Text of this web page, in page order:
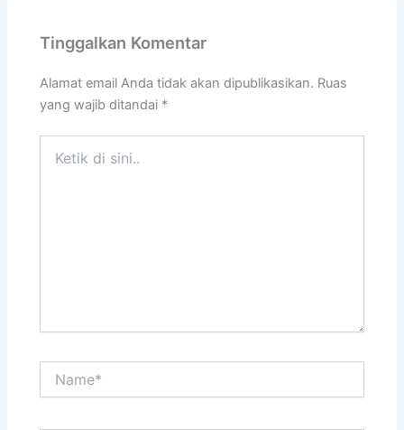
Tinggalkan Komentar
Alamat email Anda tidak akan dipublikasikan. Ruas
yang wajib ditandai *